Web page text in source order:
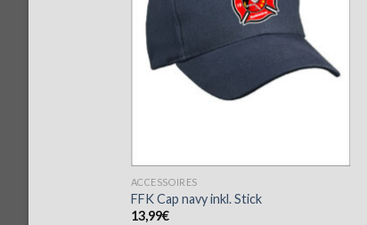
ACCESSOIRES
FFK Cap navy inkl. Stick
13,99€